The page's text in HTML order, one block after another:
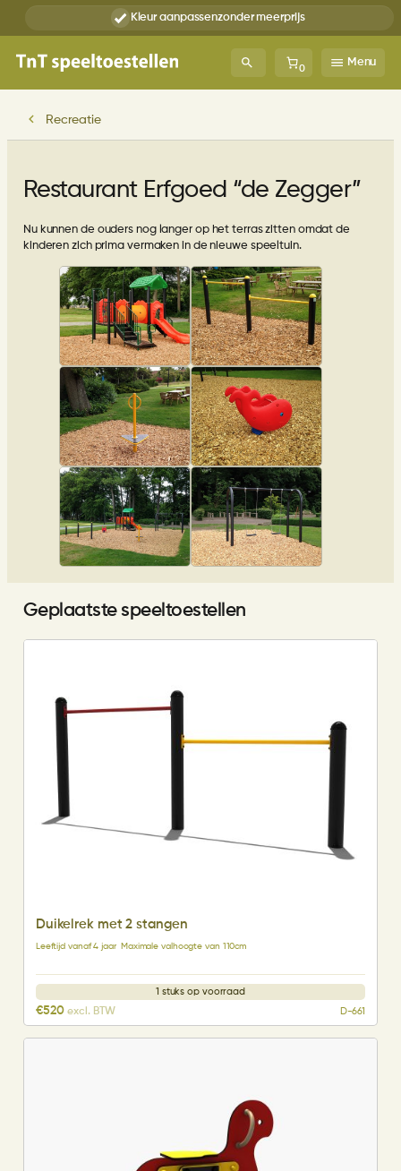
inhoud
Kleur aanpassenzonder meerprijs
0
Menu
Recreatie
Restaurant Erfgoed “de Zegger”
Nu kunnen de ouders nog langer op het terras zitten omdat de
kinderen zich prima vermaken in de nieuwe speeltuin.
Geplaatste speeltoestellen
Duikelrek met 2 stangen
Leeftijd vanaf 4 jaar Maximale valhoogte van 110cm
1 stuks op voorraad
€520 excl. BTW D-661